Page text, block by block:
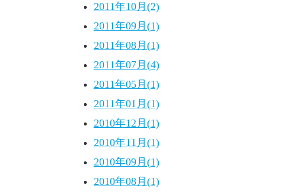
2011年10月(2)
2011年09月(1)
2011年08月(1)
2011年07月(4)
2011年05月(1)
2011年01月(1)
2010年12月(1)
2010年11月(1)
2010年09月(1)
2010年08月(1)